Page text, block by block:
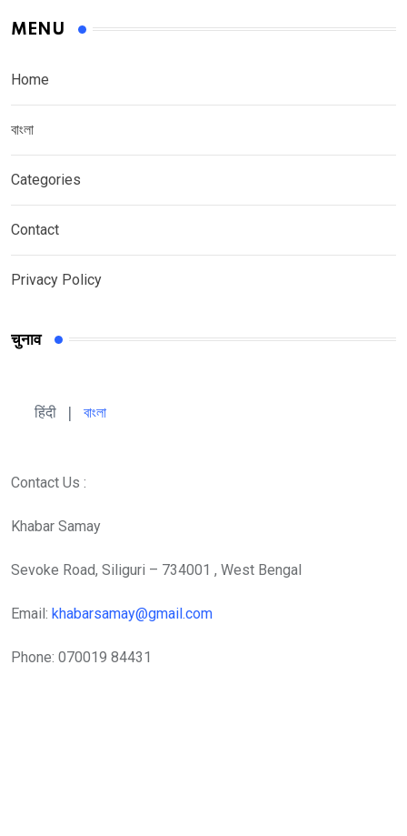
MENU
Home
বাংলা
Categories
Contact
Privacy Policy
चुनाव
हिंदी | বাংলা
Contact Us :
Khabar Samay
Sevoke Road, Siliguri – 734001 , West Bengal
Email: khabarsamay@gmail.com
Phone: 070019 84431